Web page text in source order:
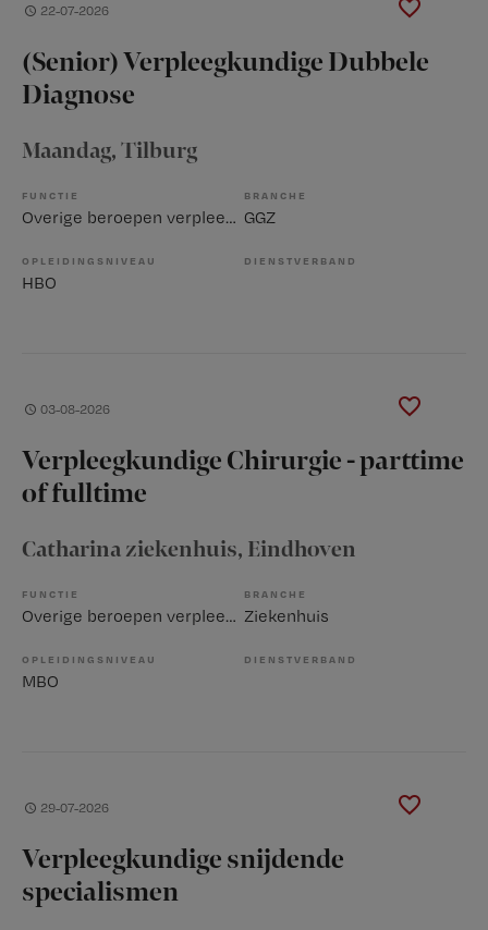
22-07-2026
(Senior) Verpleegkundige Dubbele
Diagnose
Maandag, Tilburg
FUNCTIE
Overige beroepen verpleegkunde
BRANCHE
GGZ
OPLEIDINGSNIVEAU
HBO
DIENSTVERBAND
03-08-2026
Verpleegkundige Chirurgie - parttime
of fulltime
Catharina ziekenhuis, Eindhoven
FUNCTIE
Overige beroepen verpleegkunde
BRANCHE
Ziekenhuis
OPLEIDINGSNIVEAU
MBO
DIENSTVERBAND
29-07-2026
Verpleegkundige snijdende
specialismen